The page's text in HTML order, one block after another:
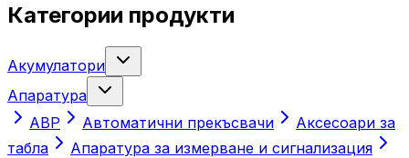
Категории продукти
Акумулатори
Апаратура
АВР
Автоматични прекъсвачи
Аксесоари за
табла
Апаратура за измерване и сигнализация